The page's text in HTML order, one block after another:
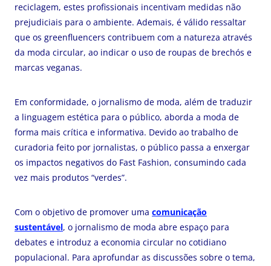
reciclagem, estes profissionais incentivam medidas não
prejudiciais para o ambiente. Ademais, é válido ressaltar
que os greenfluencers contribuem com a natureza através
da moda circular, ao indicar o uso de roupas de brechós e
marcas veganas.
Em conformidade, o jornalismo de moda, além de traduzir
a linguagem estética para o público, aborda a moda de
forma mais crítica e informativa. Devido ao trabalho de
curadoria feito por jornalistas, o público passa a enxergar
os impactos negativos do Fast Fashion, consumindo cada
vez mais produtos “verdes”.
Com o objetivo de promover uma comunicação
sustentável, o jornalismo de moda abre espaço para
debates e introduz a economia circular no cotidiano
populacional. Para aprofundar as discussões sobre o tema,